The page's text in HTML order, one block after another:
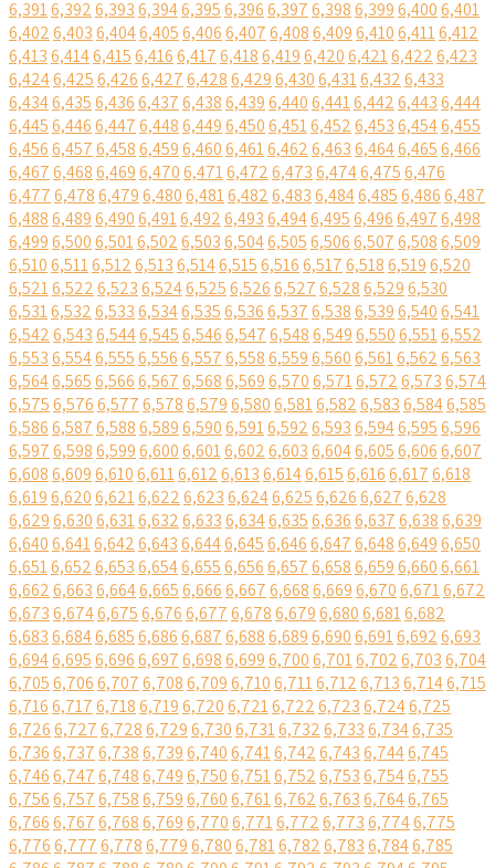
6,3916,3926,3936,3946,3956,3966,3976,3986,3996,4006,401
6,4026,4036,4046,4056,4066,4076,4086,4096,4106,4116,412
6,4136,4146,4156,4166,4176,4186,4196,4206,4216,4226,423
6,4246,4256,4266,4276,4286,4296,4306,4316,4326,433
6,4346,4356,4366,4376,4386,4396,4406,4416,4426,4436,444
6,4456,4466,4476,4486,4496,4506,4516,4526,4536,4546,455
6,4566,4576,4586,4596,4606,4616,4626,4636,4646,4656,466
6,4676,4686,4696,4706,4716,4726,4736,4746,4756,476
6,4776,4786,4796,4806,4816,4826,4836,4846,4856,4866,487
6,4886,4896,4906,4916,4926,4936,4946,4956,4966,4976,498
6,4996,5006,5016,5026,5036,5046,5056,5066,5076,5086,509
6,5106,5116,5126,5136,5146,5156,5166,5176,5186,5196,520
6,5216,5226,5236,5246,5256,5266,5276,5286,5296,530
6,5316,5326,5336,5346,5356,5366,5376,5386,5396,5406,541
6,5426,5436,5446,5456,5466,5476,5486,5496,5506,5516,552
6,5536,5546,5556,5566,5576,5586,5596,5606,5616,5626,563
6,5646,5656,5666,5676,5686,5696,5706,5716,5726,5736,574
6,5756,5766,5776,5786,5796,5806,5816,5826,5836,5846,585
6,5866,5876,5886,5896,5906,5916,5926,5936,5946,5956,596
6,5976,5986,5996,6006,6016,6026,6036,6046,6056,6066,607
6,6086,6096,6106,6116,6126,6136,6146,6156,6166,6176,618
6,6196,6206,6216,6226,6236,6246,6256,6266,6276,628
6,6296,6306,6316,6326,6336,6346,6356,6366,6376,6386,639
6,6406,6416,6426,6436,6446,6456,6466,6476,6486,6496,650
6,6516,6526,6536,6546,6556,6566,6576,6586,6596,6606,661
6,6626,6636,6646,6656,6666,6676,6686,6696,6706,6716,672
6,6736,6746,6756,6766,6776,6786,6796,6806,6816,682
6,6836,6846,6856,6866,6876,6886,6896,6906,6916,6926,693
6,6946,6956,6966,6976,6986,6996,7006,7016,7026,7036,704
6,7056,7066,7076,7086,7096,7106,7116,7126,7136,7146,715
6,7166,7176,7186,7196,7206,7216,7226,7236,7246,725
6,7266,7276,7286,7296,7306,7316,7326,7336,7346,735
6,7366,7376,7386,7396,7406,7416,7426,7436,7446,745
6,7466,7476,7486,7496,7506,7516,7526,7536,7546,755
6,7566,7576,7586,7596,7606,7616,7626,7636,7646,765
6,7666,7676,7686,7696,7706,7716,7726,7736,7746,775
6,7766,7776,7786,7796,7806,7816,7826,7836,7846,785